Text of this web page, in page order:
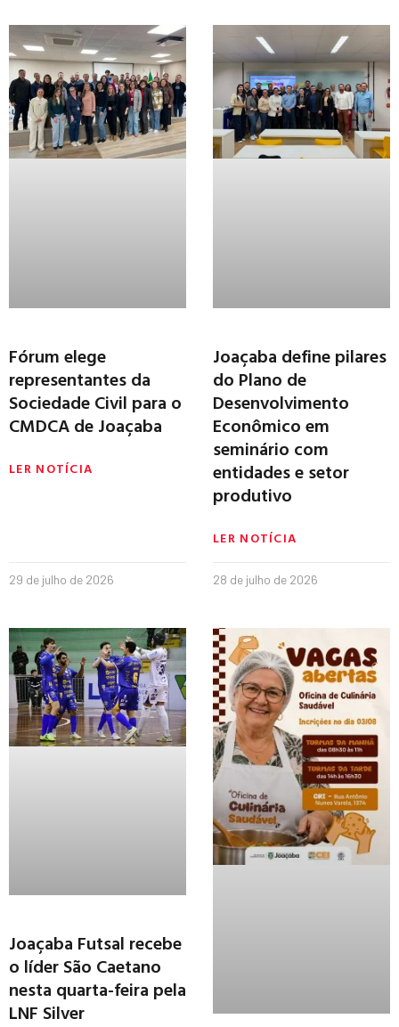
Fórum elege
representantes da
Sociedade Civil para o
CMDCA de Joaçaba
LER NOTÍCIA
29 de julho de 2026
Joaçaba define pilares
do Plano de
Desenvolvimento
Econômico em
seminário com
entidades e setor
produtivo
LER NOTÍCIA
28 de julho de 2026
Joaçaba Futsal recebe
o líder São Caetano
nesta quarta-feira pela
LNF Silver